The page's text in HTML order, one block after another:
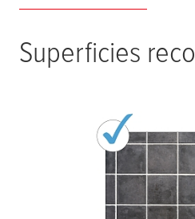
Superficies